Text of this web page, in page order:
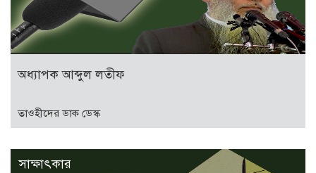
অধ্যাপক আব্দুল লতীফ
তাওহীদের ডাক ডেস্ক
সাক্ষাৎকার